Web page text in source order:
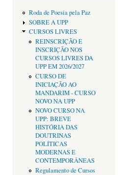
Roda de Poesia pela Paz
SOBRE A UPP
CURSOS LIVRES
REINSCRIÇÃO E
INSCRIÇÃO NOS
CURSOS LIVRES DA
UPP EM 2026/2027
CURSO DE
INICIAÇÃO AO
MANDARIM - CURSO
NOVO NA UPP
NOVO CURSO NA
UPP: BREVE
HISTÓRIA DAS
DOUTRINAS
POLÍTICAS
MODERNAS E
CONTEMPORÂNEAS
Regulamento de Cursos